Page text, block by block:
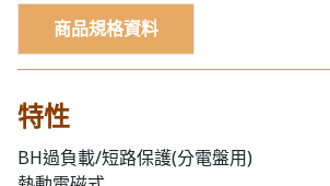
商品規格資料
特性
BH過負載/短路保護(分電盤用)